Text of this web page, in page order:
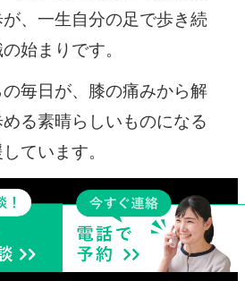
、一生自分の足で歩き続
始まりです。
毎日が、膝の痛みから解
る素晴らしいものになる
ています。